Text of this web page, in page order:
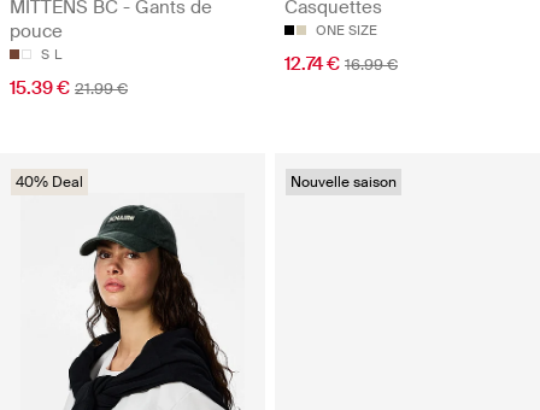
MITTENS BC - Gants de
pouce
S L
15.39 € 21.99 €
Casquettes
ONE SIZE
12.74 € 16.99 €
40% Deal Nouvelle saison